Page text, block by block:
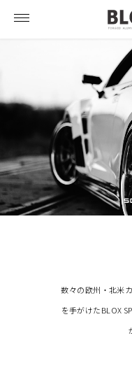
数々の欧州・北米
を手がけたBLOX